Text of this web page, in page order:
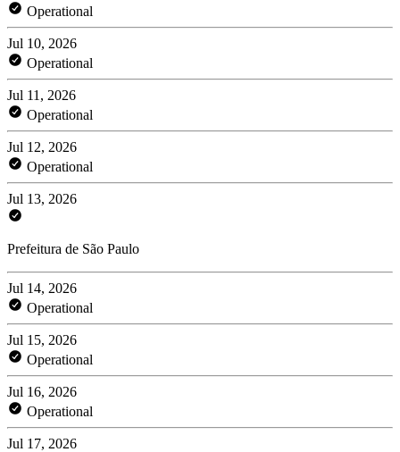
Operational
Jul 10, 2026
Operational
Jul 11, 2026
Operational
Jul 12, 2026
Operational
Jul 13, 2026
Prefeitura de São Paulo
Jul 14, 2026
Operational
Jul 15, 2026
Operational
Jul 16, 2026
Operational
Jul 17, 2026